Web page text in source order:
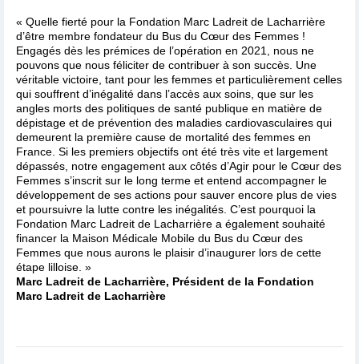
« Quelle fierté pour la Fondation Marc Ladreit de Lacharrière
d’être membre fondateur du Bus du Cœur des Femmes !
Engagés dès les prémices de l’opération en 2021, nous ne
pouvons que nous féliciter de contribuer à son succès. Une
véritable victoire, tant pour les femmes et particulièrement celles
qui souffrent d’inégalité dans l’accès aux soins, que sur les
angles morts des politiques de santé publique en matière de
dépistage et de prévention des maladies cardiovasculaires qui
demeurent la première cause de mortalité des femmes en
France. Si les premiers objectifs ont été très vite et largement
dépassés, notre engagement aux côtés d’Agir pour le Cœur des
Femmes s’inscrit sur le long terme et entend accompagner le
développement de ses actions pour sauver encore plus de vies
et poursuivre la lutte contre les inégalités. C’est pourquoi la
Fondation Marc Ladreit de Lacharrière a également souhaité
financer la Maison Médicale Mobile du Bus du Cœur des
Femmes que nous aurons le plaisir d’inaugurer lors de cette
étape lilloise. »
Marc Ladreit de Lacharrière, Président de la Fondation
Marc Ladreit de Lacharrière